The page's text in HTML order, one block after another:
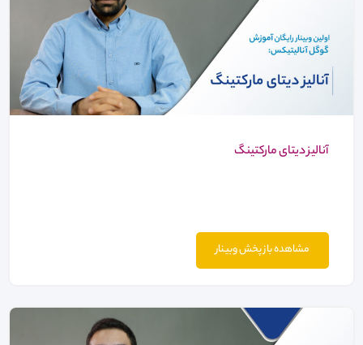
آنالیز دیتای مارکتینگ
مشاهده باز پخش وبینار